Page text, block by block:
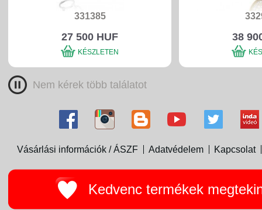
331385
27 500 HUF
KÉSZLETEN
38
Nem kérek több találatot
Vásárlási információk / ÁSZF Adatvédelem Kapcsolat
Kedvenc termékek